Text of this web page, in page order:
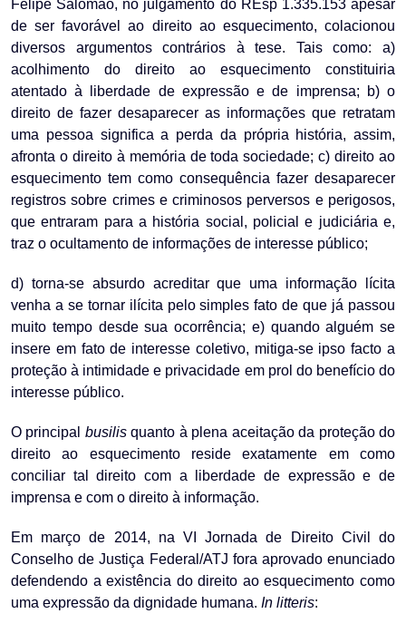
Felipe Salomão, no julgamento do REsp 1.335.153 apesar
de ser favorável ao direito ao esquecimento, colacionou
diversos argumentos contrários à tese. Tais como: a)
acolhimento do direito ao esquecimento constituiria
atentado à liberdade de expressão e de imprensa; b) o
direito de fazer desaparecer as informações que retratam
uma pessoa significa a perda da própria história, assim,
afronta o direito à memória de toda sociedade; c) direito ao
esquecimento tem como consequência fazer desaparecer
registros sobre crimes e criminosos perversos e perigosos,
que entraram para a história social, policial e judiciária e,
traz o ocultamento de informações de interesse público;
d) torna-se absurdo acreditar que uma informação lícita
venha a se tornar ilícita pelo simples fato de que já passou
muito tempo desde sua ocorrência; e) quando alguém se
insere em fato de interesse coletivo, mitiga-se ipso facto a
proteção à intimidade e privacidade em prol do benefício do
interesse público.
O principal busilisquanto à plena aceitação da proteção do
direito ao esquecimento reside exatamente em como
conciliar tal direito com a liberdade de expressão e de
imprensa e com o direito à informação.
Em março de 2014, na VI Jornada de Direito Civil do
Conselho de Justiça Federal/ATJ fora aprovado enunciado
defendendo a existência do direito ao esquecimento como
uma expressão da dignidade humana. In litteris: